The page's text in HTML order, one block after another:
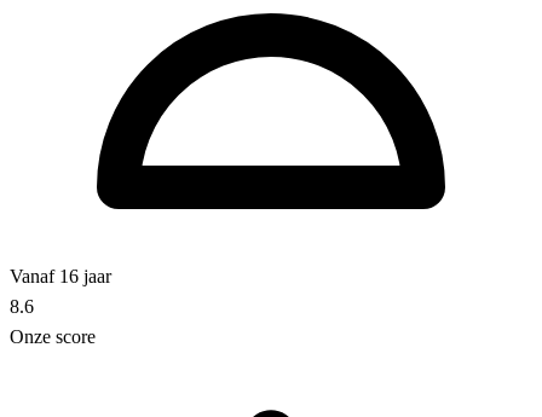
Vanaf 16 jaar
8.6
Onze score